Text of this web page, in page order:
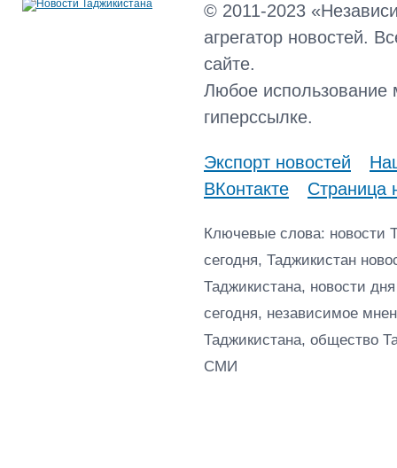
© 2011-2023
агрегатор новостей.
сайте.
Любое использование
гиперссылке.
Экспорт новостей
ВКонтакте
Страница
Ключевые слова: новости
сегодня, Таджикистан
Таджикистана, новости
сегодня, независимое
Таджикистана, общество
СМИ